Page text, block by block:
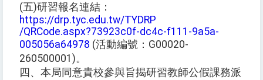
(五)研習報名連結：
https://drp.tyc.edu.tw/TYDRP
/QRCode.aspx?73923c0f-dc4c-f111-9a5a-
005056a64978 (活動編號：G00020-
260500001)。
四、本局同意貴校參與旨揭研習教師公假課務派